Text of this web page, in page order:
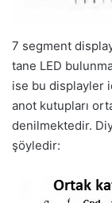
7 segment
tane LED
ise bu displayler
anot kutupları
denilmektedir.
şöyledir: